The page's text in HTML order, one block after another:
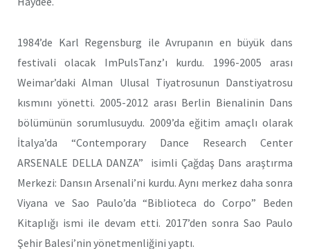
1984’de Karl Regensburg ile Avrupanın en büyük dans
festivali olacak ImPulsTanz’ı kurdu. 1996-2005 arası
Weimar’daki Alman Ulusal Tiyatrosunun Danstiyatrosu
kısmını yönetti. 2005-2012 arası Berlin Bienalinin Dans
bölümünün sorumlusuydu. 2009’da eğitim amaçlı olarak
İtalya’da “Contemporary Dance Research Center
ARSENALE DELLA DANZA” isimli Çağdaş Dans araştırma
Merkezi: Dansın Arsenali’ni kurdu. Aynı merkez daha sonra
Viyana ve Sao Paulo’da “Biblioteca do Corpo” Beden
Kitaplığı ismi ile devam etti. 2017’den sonra Sao Paulo
Şehir Balesi’nin yönetmenliğini yaptı.